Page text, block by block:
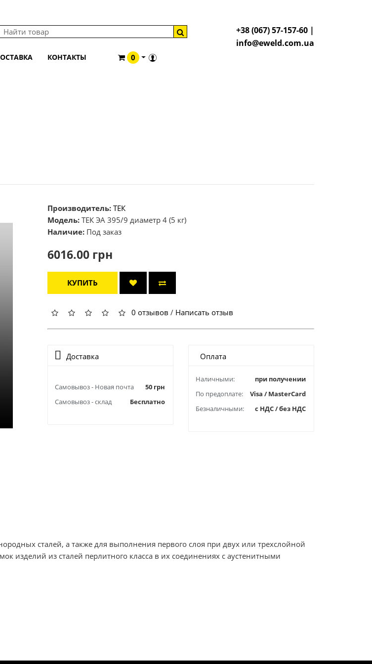
КОНТАКТЫ 0
+38 (067) 57-157-60 |
info@eweld.com.ua
Производитель: ТЕК
Модель: ТЕК ЭА 395/9 диаметр 4 (5 кг)
Наличие: Под заказ
6016.00 грн
КУПИТЬ
0 отзывов / Написать отзыв
Доставка
Самовывоз - Новая почта
50 грн
Самовывоз - склад
Бесплатно
Оплата
Наличными:
при получении
По предоплате:
Visa / MasterCard
Безналичными:
с НДС / без НДС
сталей, а также для выполнения первого слоя при двух или трехслойной
изделий из сталей перлитного класса в их соединениях с аустенитными